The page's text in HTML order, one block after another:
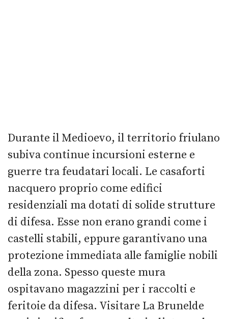
Durante il Medioevo, il territorio friulano
subiva continue incursioni esterne e
guerre tra feudatari locali. Le casaforti
nacquero proprio come edifici
residenziali ma dotati di solide strutture
di difesa. Esse non erano grandi come i
castelli stabili, eppure garantivano una
protezione immediata alle famiglie nobili
della zona. Spesso queste mura
ospitavano magazzini per i raccolti e
feritoie da difesa. Visitare La Brunelde